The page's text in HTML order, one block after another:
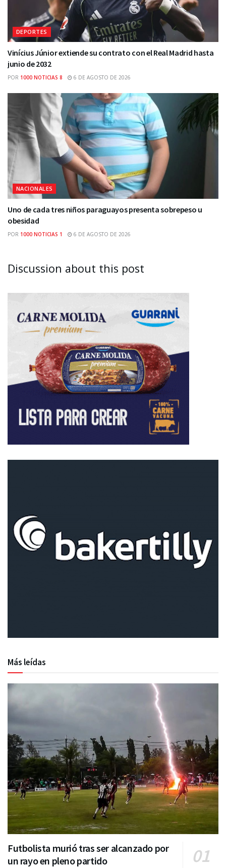
DEPORTES
Vinícius Júnior extiende su contrato con el Real Madrid hasta
junio de 2032
POR 1000 NOTICIAS 8 6 DE AGOSTO DE 2026
NACIONALES
Uno de cada tres niños paraguayos presenta sobrepeso u
obesidad
POR 1000 NOTICIAS 1 6 DE AGOSTO DE 2026
Discussion about this post
Más leídas
Futbolista murió tras ser alcanzado por
un rayo en pleno partido